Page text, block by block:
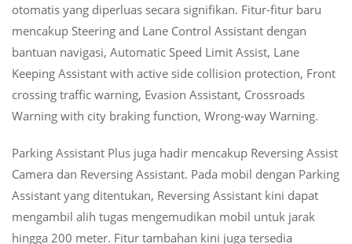
otomatis yang diperluas secara signifikan. Fitur-fitur baru
mencakup Steering and Lane Control Assistant dengan
bantuan navigasi, Automatic Speed Limit Assist, Lane
Keeping Assistant with active side collision protection, Front
crossing traffic warning, Evasion Assistant, Crossroads
Warning with city braking function, Wrong-way Warning.
Parking Assistant Plus juga hadir mencakup Reversing Assist
Camera dan Reversing Assistant. Pada mobil dengan Parking
Assistant yang ditentukan, Reversing Assistant kini dapat
mengambil alih tugas mengemudikan mobil untuk jarak
hingga 200 meter. Fitur tambahan kini juga tersedia